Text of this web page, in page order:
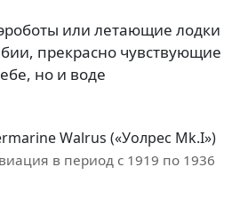
или летающие лодки
прекрасно чувствующие
но и воде
Walrus («Уолрес Mk.I»)
в период с 1919 по 1936